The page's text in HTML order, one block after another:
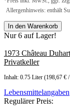
Allergenhinweis: enthält
In den Warenkorb
Nur 6 auf Lager!
1973 Château
Privatkeller
Inhalt: 0.75 Liter (198,67 €
Lebensmittelangaben
Regulärer Preis: